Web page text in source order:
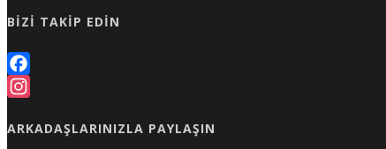
BIZI TAKIP EDIN
Facebook
ARKADAŞLARINIZLA PAYLAŞIN